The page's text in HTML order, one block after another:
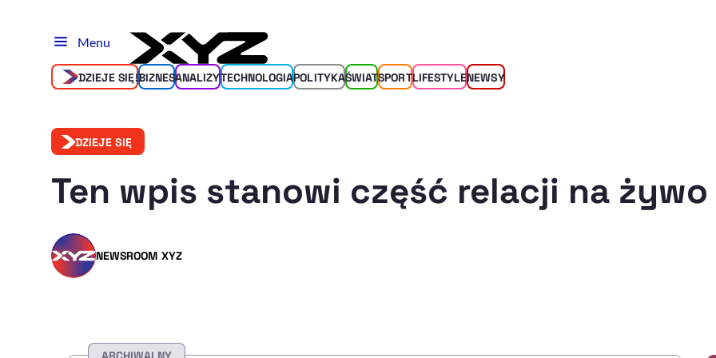
Menu
DZIEJE SIĘ!BIZNESANALIZYTECHNOLOGIAPOLITYKAŚWIATSPORTLIFESTYLENEWSY
DZIEJE SIĘ
Ten wpis stanowi część relacji na
NEWSROOM XYZ